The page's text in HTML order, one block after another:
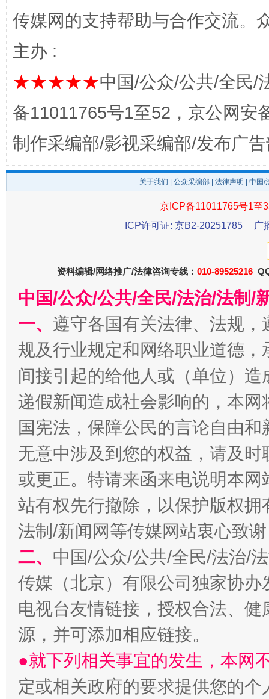
从幼
全民健身五年计划来了！等你上场
阿坝州三大球赛在茂县开幕 规模
国家大学科技园优化重塑工作
传媒网的支持帮助与合作交流。
主办 :
★★★★★中国/公众/公共/全民/
备11011765号1至52，京公网安
制作采编部/影视采编部/发布广
关于我们 公众采编部 法律声明 | 中国
京ICP备11011765号1至
ICP许可证: 京B2-20251785
广
资料编辑/网络推广/法律咨询专线： 010-89525216
中国/公众/公共/全民/法治/法制/
一、 遵守各国有关法律、法规
规及行业规定和网络职业道德
间接引起的给他人或（单位）
递假新闻造成社会影响的，本
国宪法，保障公民的言论自由
无意中涉及到您的权益，请及
或更正。特请来函来电说明本
站有权先行撤除，以保护版权
法制/新闻网等传媒网站衷心致
二、 中国/公众/公共/全民/法治/
传媒（北京）有限公司独家协
电视台友情链接，授权合法、
源，并可添加相应链接。
●就下列相关事宜的发生，本网
定或相关政府的要求提供您的个